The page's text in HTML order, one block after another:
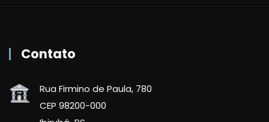
Contato
Rua Firmino de Paula, 780
CEP 98200-000